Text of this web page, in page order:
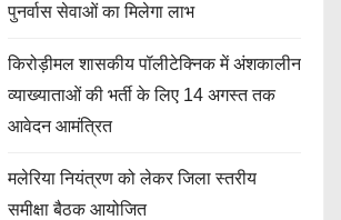
पुनर्वास सेवाओं का मिलेगा लाभ
किरोड़ीमल शासकीय पॉलीटेक्निक में अंशकालीन
व्याख्याताओं की भर्ती के लिए 14 अगस्त तक
आवेदन आमंत्रित
मलेरिया नियंत्रण को लेकर जिला स्तरीय
समीक्षा बैठक आयोजित